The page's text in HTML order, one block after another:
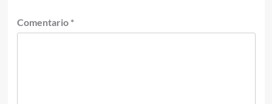
Comentario *